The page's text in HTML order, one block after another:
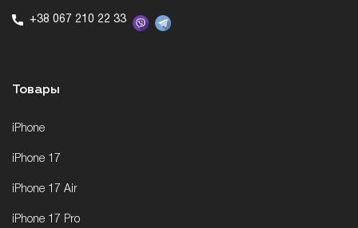
+38 067 210 22 33
Товары
iPhone
iPhone 17
iPhone 17 Air
iPhone 17 Pro